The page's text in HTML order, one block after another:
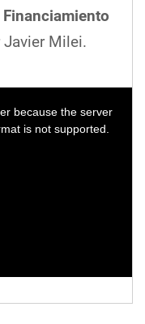
Milei.